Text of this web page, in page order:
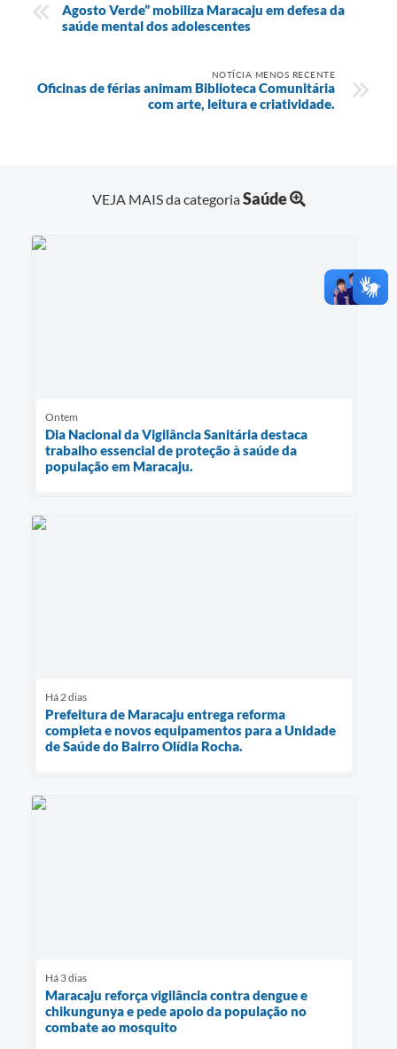
Agosto Verde” mobiliza Maracaju em defesa da
saúde mental dos adolescentes
NOTÍCIA MENOS RECENTE
Oficinas de férias animam Biblioteca Comunitária
com arte, leitura e criatividade.
VEJA MAIS da categoriaSaúde
Ontem
Dia Nacional da Vigilância Sanitária destaca
trabalho essencial de proteção à saúde da
população em Maracaju.
Há 2 dias
Prefeitura de Maracaju entrega reforma
completa e novos equipamentos para a Unidade
de Saúde do Bairro Olídia Rocha.
Há 3 dias
Maracaju reforça vigilância contra dengue e
chikungunya e pede apoio da população no
combate ao mosquito